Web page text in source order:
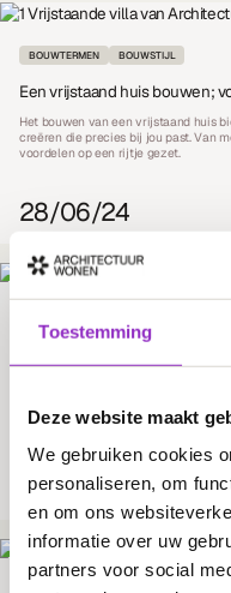
Toestemming
Deze website maakt
We gebruiken cookies
personaliseren, om
en om ons
informatie over uw
partners voor social
BOUWTERMEN BOUWSTIJL
Een vrijstaand huis bouwen;
Het bouwen van een vrijstaand huis
creëren die precies bij jou past. Van
voordelen op een rijtje gezet.
28/06/24
Vliervlinder
Vliervlinder van Architectuurwonen,
samenkomen.
31/05/24